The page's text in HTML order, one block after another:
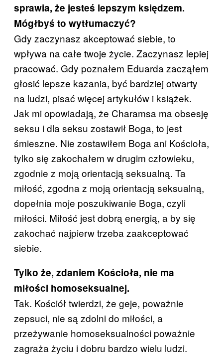
sprawia, że jesteś lepszym księdzem.
Mógłbyś to wytłumaczyć?
Gdy zaczynasz akceptować siebie, to
wpływa na całe twoje życie. Zaczynasz lepiej
pracować. Gdy poznałem Eduarda zacząłem
głosić lepsze kazania, być bardziej otwarty
na ludzi, pisać więcej artykułów i książek.
Jak mi opowiadają, że Charamsa ma obsesję
seksu i dla seksu zostawił Boga, to jest
śmieszne. Nie zostawiłem Boga ani Kościoła,
tylko się zakochałem w drugim człowieku,
zgodnie z moją orientacją seksualną. Ta
miłość, zgodna z moją orientacją seksualną,
dopełnia moje poszukiwanie Boga, czyli
miłości. Miłość jest dobrą energią, a by się
zakochać najpierw trzeba zaakceptować
siebie.
Tylko że, zdaniem Kościoła, nie ma
miłości homoseksualnej.
Tak. Kościół twierdzi, że geje, poważnie
zepsuci, nie są zdolni do miłości, a
przeżywanie homoseksualności poważnie
zagraża życiu i dobru bardzo wielu ludzi.